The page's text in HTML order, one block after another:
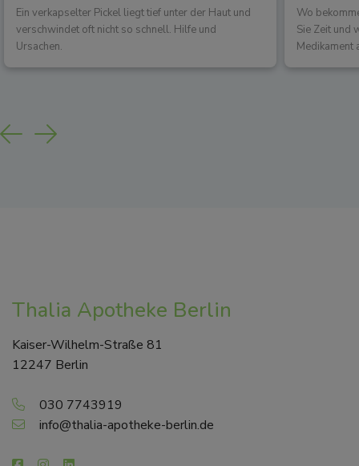
Ein verkapselter Pickel liegt tief unter der Haut und
verschwindet oft nicht so schnell. Hilfe und
Ursachen.
Wo
Sie Zeit und
Medikament
Previous
Next
Thalia Apotheke Berlin
Kaiser-Wilhelm-Straße 81
12247 Berlin
030 7743919
info@thalia-apotheke-berlin.de